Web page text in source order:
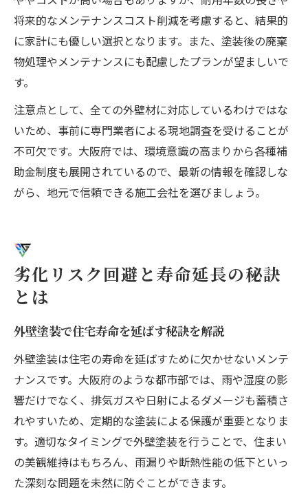
将来的なメンテナンスコスト削減を考慮すると、結果的
に家計にも優しい選択となります。また、塗装後の廃棄
物処理やメンテナンスにも配慮したプランが望ましいで
す。
注意点として、全ての外壁材に対応しているわけではな
いため、事前に専門業者による現地調査を受けることが
不可欠です。大阪府では、環境意識の高まりから各種補
助金制度も展開されているので、最新の情報を確認しな
がら、地元で信頼できる施工会社を選びましょう。
劣化リスク回避と寿命延長の秘訣
とは
外壁塗装で住宅寿命を延ばす秘訣を解説
外壁塗装は住宅の寿命を延ばすために欠かせないメンテ
ナンスです。大阪府のような都市部では、雨や湿度の影
響だけでなく、排気ガスや日射によるダメージも蓄積さ
れやすいため、定期的な塗装による保護が重要となりま
す。適切なタイミングで外壁塗装を行うことで、住まい
の美観維持はもちろん、雨漏りや断熱性能の低下といっ
た深刻な問題を未然に防ぐことができます。